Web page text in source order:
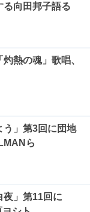
る向田邦子語る
熱の魂」歌唱、
う」第3回に団地
ら
夜」第11回に